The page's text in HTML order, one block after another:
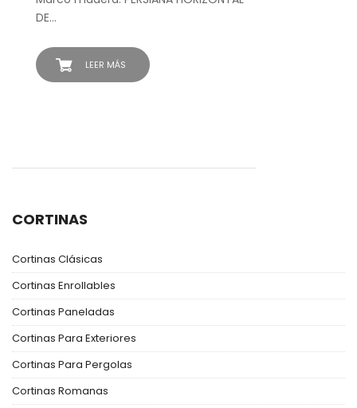
CORTINAS
Cortinas Clásicas
Cortinas Enrollables
Cortinas Paneladas
Cortinas Para Exteriores
Cortinas Para Pergolas
Cortinas Romanas
LEER MÁS
DE…